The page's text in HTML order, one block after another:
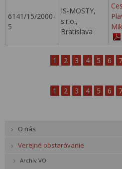
6141/15/2000-
5
IS-MOSTY,
s.r.o.,
Bratislava
1 2 3 4 5 6 7
1 2 3 4 5 6 7
O nás
Verejné obstarávanie
Archív VO